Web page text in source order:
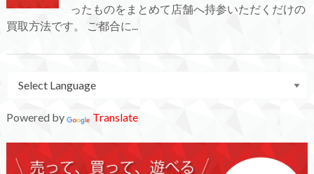
ったものをまとめて店舗へ持参いただくだけの
買取方法です。 ご都合に...
Powered by Translate